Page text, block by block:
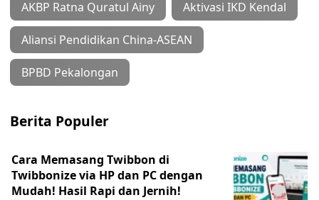
AKBP Ratna Quratul Ainy Aktivasi IKD Kendal
Aliansi Pendidikan China-ASEAN
BPBD Pekalongan
Berita Populer
Cara Memasang Twibbon di
Twibbonize via HP dan PC dengan
Mudah! Hasil Rapi dan Jernih!